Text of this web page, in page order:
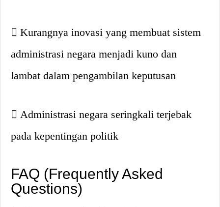
Kurangnya inovasi yang membuat sistem
administrasi negara menjadi kuno dan
lambat dalam pengambilan keputusan
Administrasi negara seringkali terjebak
pada kepentingan politik
FAQ (Frequently Asked
Questions)